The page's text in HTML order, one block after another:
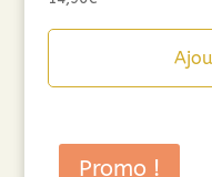
Promo !